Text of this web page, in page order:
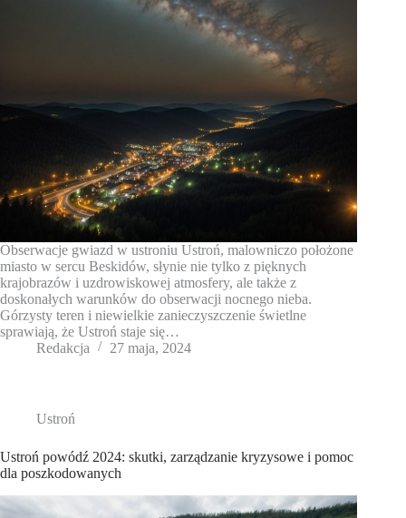
Obserwacje gwiazd w ustroniu Ustroń, malowniczo położone
miasto w sercu Beskidów, słynie nie tylko z pięknych
krajobrazów i uzdrowiskowej atmosfery, ale także z
doskonałych warunków do obserwacji nocnego nieba.
Górzysty teren i niewielkie zanieczyszczenie świetlne
sprawiają, że Ustroń staje się…
Redakcja
27 maja, 2024
Ustroń
Ustroń powódź 2024: skutki, zarządzanie kryzysowe i pomoc
dla poszkodowanych